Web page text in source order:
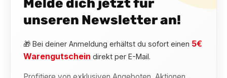
unseren Newsletter an!
🎁 Bei deiner Anmeldung erhältst du sofort einen 5€
Warengutschein direkt per E-Mail.